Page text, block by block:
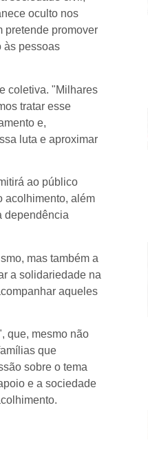
oculto nos
pretende promover
às pessoas
coletiva. "Milhares
tratar esse
e,
luta e aproximar
ao público
acolhimento, além
dependência
mas também a
a solidariedade na
aqueles
que, mesmo não
que
sobre o tema
e a sociedade